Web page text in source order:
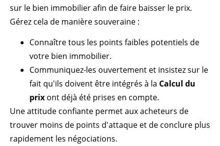
sur le bien immobilier afin de faire baisser le prix.
Gérez cela de manière souveraine :
Connaître tous les points faibles potentiels de
votre bien immobilier.
Communiquez-les ouvertement et insistez sur le
fait qu'ils doivent être intégrés à la Calcul du
prix ont déjà été prises en compte.
Une attitude confiante permet aux acheteurs de
trouver moins de points d'attaque et de conclure plus
rapidement les négociations.